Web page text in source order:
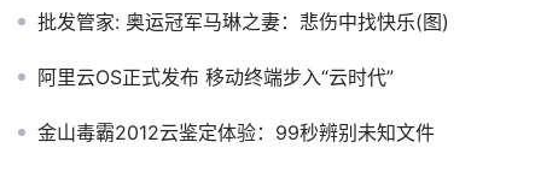
批发管家: 奥运冠军马琳之妻：悲伤中找快乐(图)
阿里云OS正式发布 移动终端步入“云时代”
金山毒霸2012云鉴定体验：99秒辨别未知文件